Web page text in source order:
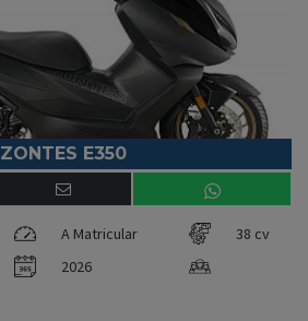
ZONTES E350
A Matricular
38 cv
2026